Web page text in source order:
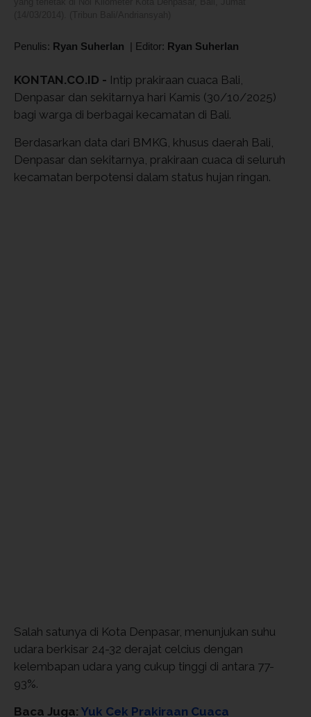
Penulis: Ryan Suherlan | Editor: Ryan Suherlan
KONTAN.CO.ID - Intip prakiraan cuaca Bali,
Denpasar dan sekitarnya hari Kamis (30/10/2025)
bagi warga di berbagai kecamatan di Bali.
Berdasarkan data dari BMKG, khusus daerah Bali,
Denpasar dan sekitarnya, prakiraan cuaca di seluruh
kecamatan berpotensi dalam status hujan ringan.
Salah satunya di Kota Denpasar, menunjukan suhu
udara berkisar 24-32 derajat celcius dengan
kelembapan udara yang cukup tinggi di antara 77-
93%.
Baca Juga: Yuk Cek Prakiraan Cuaca